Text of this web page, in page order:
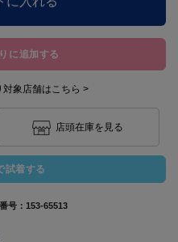
に追加する
対象店舗はこちら >
店頭在庫を見る
試着する
号： 153-65513